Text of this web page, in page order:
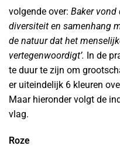
volgende over: Baker vond
diversiteit en samenhang
de natuur dat het
vertegenwoordigt’. In de
te duur te zijn om
er uiteindelijk 6 kleuren
Maar hieronder volgt de
vlag.
Roze